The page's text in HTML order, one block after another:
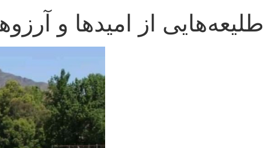
طلیعه‌هایی از امیدها و